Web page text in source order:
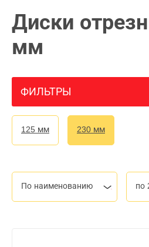
Диски
мм
ФИЛЬТРЫ
125 мм 230 мм
По наименованию по